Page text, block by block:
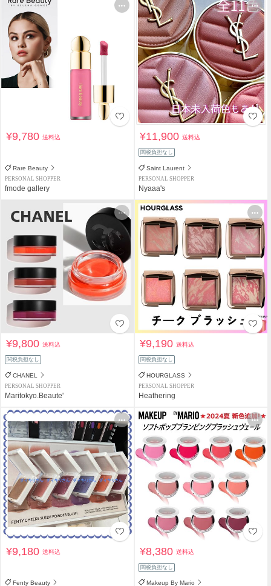
¥9,780送料込
Rare Beauty
PERSONAL SHOPPER
fmode gallery
¥11,900送料込
関税負担なし
Saint Laurent
PERSONAL SHOPPER
Nyaaa's
¥9,800送料込
関税負担なし
CHANEL
PERSONAL SHOPPER
Maritokyo.Beaute'
¥9,190送料込
関税負担なし
HOURGLASS
PERSONAL SHOPPER
Heathering
¥9,180送料込
Fenty Beauty
¥8,380送料込
関税負担なし
Makeup By Mario